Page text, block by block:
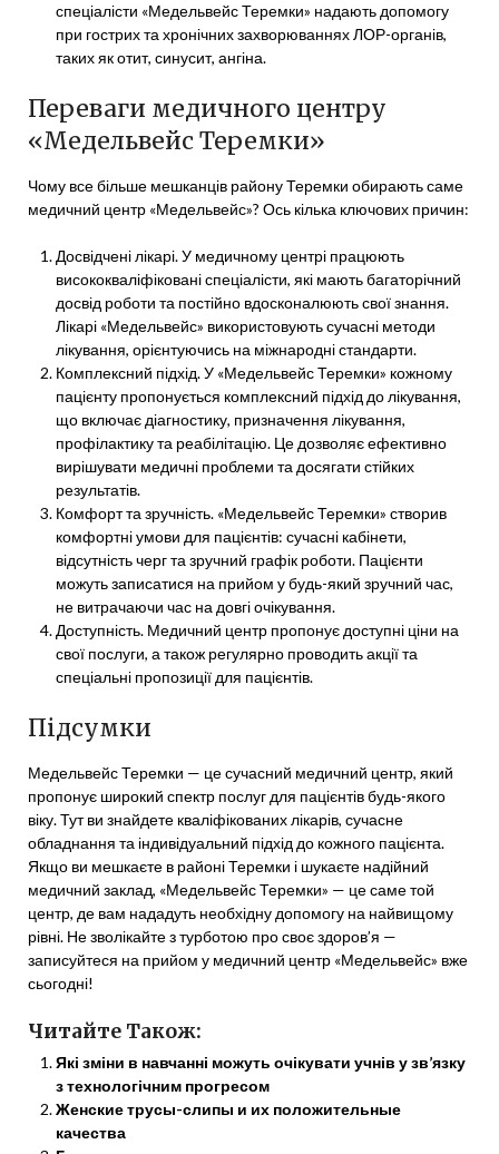
спеціалісти «Медельвейс Теремки» надають допомогу
при гострих та хронічних захворюваннях ЛОР-органів,
таких як отит, синусит, ангіна.
Переваги медичного центру
«Медельвейс Теремки»
Чому все більше мешканців району Теремки обирають саме
медичний центр «Медельвейс»? Ось кілька ключових причин:
Досвідчені лікарі. У медичному центрі працюють
висококваліфіковані спеціалісти, які мають багаторічний
досвід роботи та постійно вдосконалюють свої знання.
Лікарі «Медельвейс» використовують сучасні методи
лікування, орієнтуючись на міжнародні стандарти.
Комплексний підхід. У «Медельвейс Теремки» кожному
пацієнту пропонується комплексний підхід до лікування,
що включає діагностику, призначення лікування,
профілактику та реабілітацію. Це дозволяє ефективно
вирішувати медичні проблеми та досягати стійких
результатів.
Комфорт та зручність. «Медельвейс Теремки» створив
комфортні умови для пацієнтів: сучасні кабінети,
відсутність черг та зручний графік роботи. Пацієнти
можуть записатися на прийом у будь-який зручний час,
не витрачаючи час на довгі очікування.
Доступність. Медичний центр пропонує доступні ціни на
свої послуги, а також регулярно проводить акції та
спеціальні пропозиції для пацієнтів.
Підсумки
Медельвейс Теремки — це сучасний медичний центр, який
пропонує широкий спектр послуг для пацієнтів будь-якого
віку. Тут ви знайдете кваліфікованих лікарів, сучасне
обладнання та індивідуальний підхід до кожного пацієнта.
Якщо ви мешкаєте в районі Теремки і шукаєте надійний
медичний заклад, «Медельвейс Теремки» — це саме той
центр, де вам нададуть необхідну допомогу на найвищому
рівні. Не зволікайте з турботою про своє здоров’я —
записуйтеся на прийом у медичний центр «Медельвейс» вже
сьогодні!
Читайте Також:
Які зміни в навчанні можуть очікувати учнів у зв’язку
з технологічним прогресом
Женские трусы-слипы и их положительные
качества